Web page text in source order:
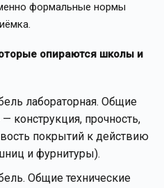
формальные нормы
опираются школы и
лабораторная. Общие
конструкция, прочность,
покрытий к действию
и фурнитуры).
Общие технические